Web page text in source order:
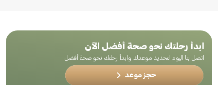
ابدأ رحلتك نحو صحة أفضل الآن
اتصل بنا اليوم لتحديد موعدك وابدأ رحلتك نحو صحة أفضل
حجز موعد